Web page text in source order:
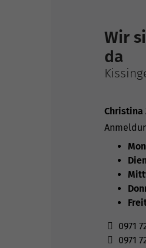
Wir
da
Christina
0971
0971